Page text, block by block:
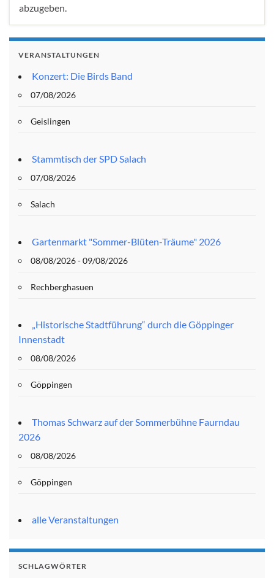
abzugeben.
VERANSTALTUNGEN
Konzert: Die Birds Band
07/08/2026
Geislingen
Stammtisch der SPD Salach
07/08/2026
Salach
Gartenmarkt "Sommer-Blüten-Träume" 2026
08/08/2026 - 09/08/2026
Rechberghasuen
„Historische Stadtführung“ durch die Göppinger
Innenstadt
08/08/2026
Göppingen
Thomas Schwarz auf der Sommerbühne Faurndau
2026
08/08/2026
Göppingen
alle Veranstaltungen
SCHLAGWÖRTER